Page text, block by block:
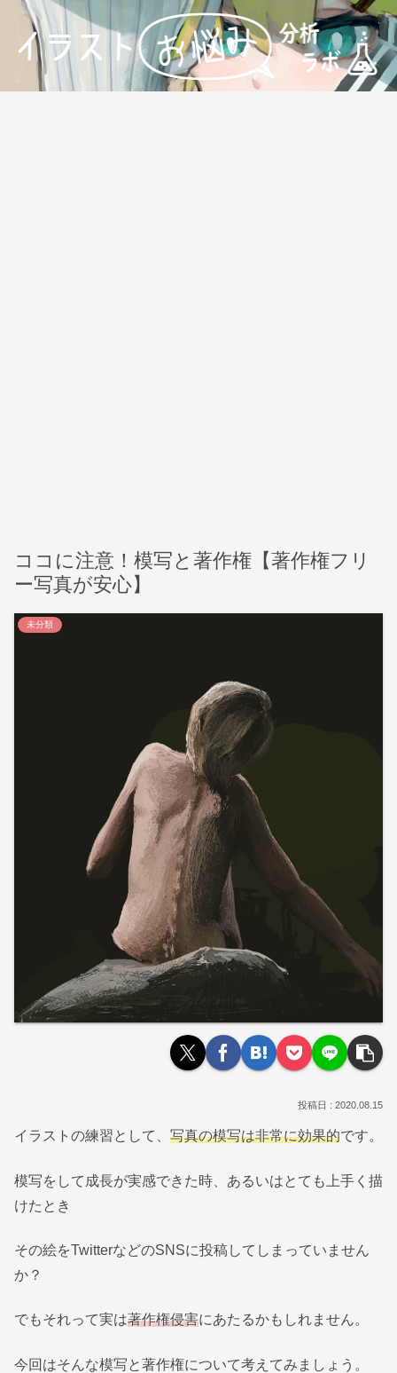
ココに注意！模写と著作権【著作権フリ
ー写真が安心】
未分類
2020.08.15
イラストの練習として、 写真の模写は非常に効果的です。
模写をして成長が実感できた時、あるいはとても上手く描
けたとき
その絵をTwitterなどのSNSに投稿してしまっていません
か？
でもそれって実は著作権侵害にあたるかもしれません。
今回はそんな模写と著作権について考えてみましょう。